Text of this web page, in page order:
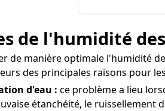
de l'humidité
de manière optimale l'humidité
des principales raisons pour
d'eau : ce problème a lieu
étanchéité, le ruissellement